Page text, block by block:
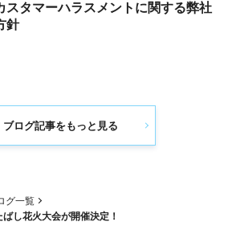
スタマーハラスメントに関する弊社
針
ブログ記事をもっと見る
グ一覧
し花火大会が開催決定！